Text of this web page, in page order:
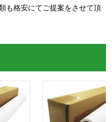
も格安にてご提案をさせて頂